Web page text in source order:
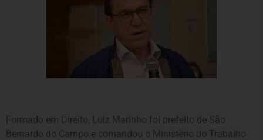
Formado em Direito, Luiz Marinho foi prefeito de São
Bernardo do Campo e comandou o Ministério do Trabalho